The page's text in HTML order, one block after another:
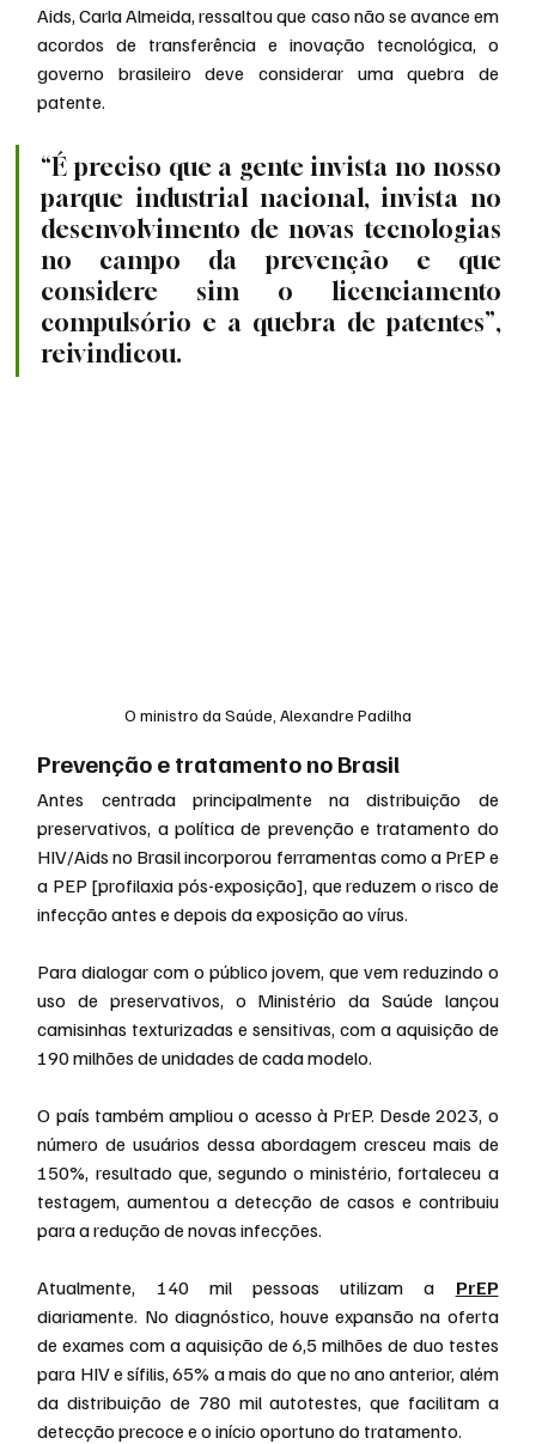
Aids, Carla Almeida, ressaltou que caso não se avance em
acordos de transferência e inovação tecnológica, o
governo brasileiro deve considerar uma quebra de
patente.
“É preciso que a gente invista no nosso
parque industrial nacional, invista no
desenvolvimento de novas tecnologias
no campo da prevenção e que
considere sim o licenciamento
compulsório e a quebra de patentes”,
reivindicou.
O ministro da Saúde, Alexandre Padilha
Prevenção e tratamento no Brasil
Antes centrada principalmente na distribuição de
preservativos, a política de prevenção e tratamento do
HIV/Aids no Brasil incorporou ferramentas como a PrEP e
a PEP [profilaxia pós-exposição], que reduzem o risco de
infecção antes e depois da exposição ao vírus.
Para dialogar com o público jovem, que vem reduzindo o
uso de preservativos, o Ministério da Saúde lançou
camisinhas texturizadas e sensitivas, com a aquisição de
190 milhões de unidades de cada modelo.
O país também ampliou o acesso à PrEP. Desde 2023, o
número de usuários dessa abordagem cresceu mais de
150%, resultado que, segundo o ministério, fortaleceu a
testagem, aumentou a detecção de casos e contribuiu
para a redução de novas infecções.
Atualmente, 140 mil pessoas utilizam a PrEP
diariamente. No diagnóstico, houve expansão na oferta
de exames com a aquisição de 6,5 milhões de duo testes
para HIV e sífilis, 65% a mais do que no ano anterior, além
da distribuição de 780 mil autotestes, que facilitam a
detecção precoce e o início oportuno do tratamento.